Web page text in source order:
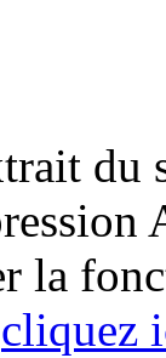
la
cliquez